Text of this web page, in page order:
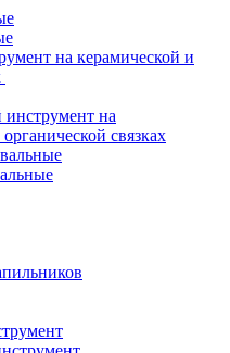
на керамической и
на
связках